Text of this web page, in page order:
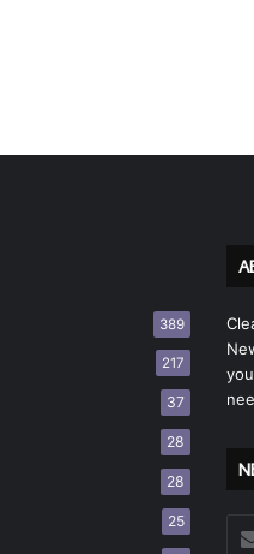
389
217
37
28
28
25